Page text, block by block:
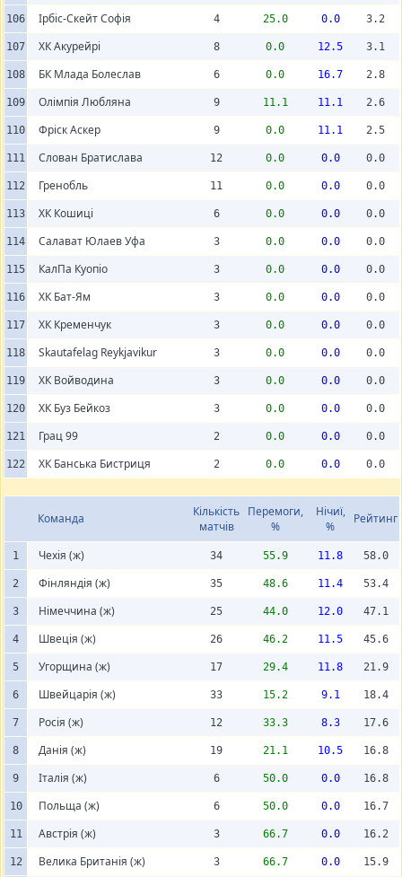
106 Ірбіс-Скейт Софія 4 25.0 0.0 3.2
107 ХК Акурейрі 8 0.0 12.5 3.1
108 БК Млада Болеслав 6 0.0 16.7 2.8
109 Олімпія Любляна 9 11.1 11.1 2.6
110 Фріск Аскер 9 0.0 11.1 2.5
111 Слован Братислава 12 0.0 0.0 0.0
112 Гренобль 11 0.0 0.0 0.0
113 ХК Кошиці 6 0.0 0.0 0.0
114 Салават Юлаев Уфа 3 0.0 0.0 0.0
115 КалПа Куопіо 3 0.0 0.0 0.0
116 ХК Бат-Ям 3 0.0 0.0 0.0
117 ХК Кременчук 3 0.0 0.0 0.0
118 Skautafelag Reykjavikur 3 0.0 0.0 0.0
119 ХК Войводина 3 0.0 0.0 0.0
120 ХК Буз Бейкоз 3 0.0 0.0 0.0
121 Грац 99 2 0.0 0.0 0.0
122 ХК Банська Бистриця 2 0.0 0.0 0.0
Команда
Кількість
матчів
Перемоги,
%
Нічиї,
%
Рейтинг
1 Чехія (ж) 34 55.9 11.8 58.0
2 Фінляндія (ж) 35 48.6 11.4 53.4
3 Німеччина (ж) 25 44.0 12.0 47.1
4 Швеція (ж) 26 46.2 11.5 45.6
5 Угорщина (ж) 17 29.4 11.8 21.9
6 Швейцарія (ж) 33 15.2 9.1 18.4
7 Росія (ж) 12 33.3 8.3 17.6
8 Данія (ж) 19 21.1 10.5 16.8
9 Італія (ж) 6 50.0 0.0 16.8
10 Польща (ж) 6 50.0 0.0 16.7
11 Австрія (ж) 3 66.7 0.0 16.2
12 Велика Британія (ж) 3 66.7 0.0 15.9